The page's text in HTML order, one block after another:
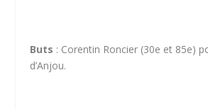
Buts : Corentin Roncier (30e et 85e)
d’Anjou.